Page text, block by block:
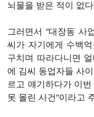
뇌물을 받은 적이 없
그러면서 "대장동 사
씨가 자기에게 수백
구치며 따라다니면
에 김씨 동업자들 사
르고 얘기하다가 이
못 몰린 사건"이라고